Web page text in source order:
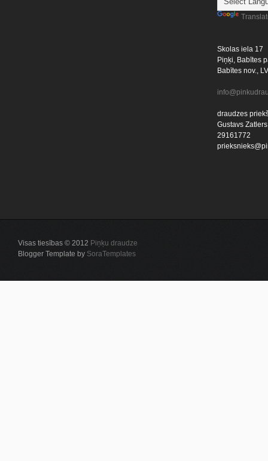
Skolas iela 17
Piņķi, Babītes
Babītes nov.,
draudzes
Gustavs Zatlers
29161772
Visas tiesības © 2012 Piņķu draudze
Blogger Template by SoraTemplates